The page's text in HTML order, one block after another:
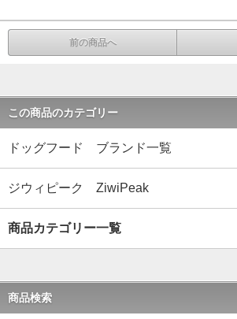
前の商品へ
この商品のカテゴリー
ドッグフード ブランド一覧
ジウィピーク ZiwiPeak
商品カテゴリー一覧
商品検索